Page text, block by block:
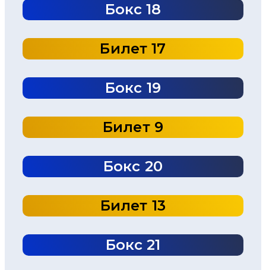
Бокс 18
Билет 17
Бокс 19
Билет 9
Бокс 20
Билет 13
Бокс 21